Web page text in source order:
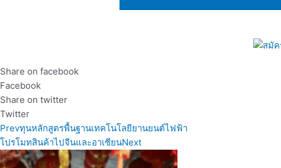
Share on facebook
Facebook
Share on twitter
Twitter
Prevทุนหลักสูตรพื้นฐานเทคโนโลยียานยนต์ไฟฟ้า
โปรโมทสินค้าไปจีนและอาเซียนNext